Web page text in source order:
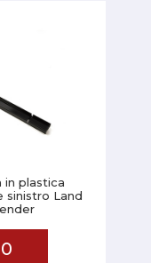
in plastica
sinistro Land